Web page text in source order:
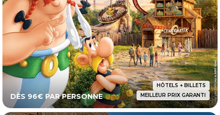
DÈS 96€ PAR PERSONNE
HÔTELS + BILLETS
MEILLEUR PRIX GARANTI